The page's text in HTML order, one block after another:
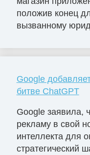
положив конец
вызванному
Google
битве ChatGPT
Google заявила,
рекламу в свой
интеллекта для
стратегический